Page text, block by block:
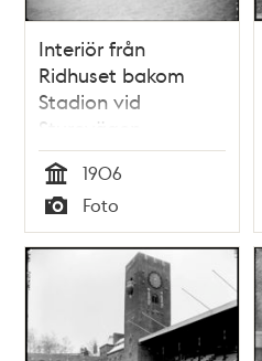
Interiör från
Ridhuset bakom
Stadion vid
Sturevägen
Tid
1906
Typ
Foto